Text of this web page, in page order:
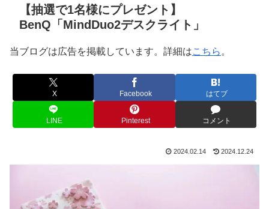
【抽選で1名様にプレゼント】
BenQ「MindDuo2デスクライト」
当ブログは広告を掲載しています。詳細はこちら 。
X Facebook はてブ
LINE Pinterest コメント
2024.02.14 2024.12.24